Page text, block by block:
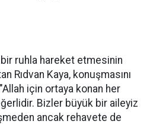
ruhla hareket etmesinin
Rıdvan Kaya, konuşmasını
için ortaya konan her
Bizler büyük bir aileyiz
ancak rehavete de